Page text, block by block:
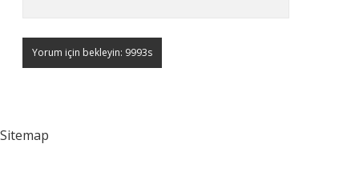
Sitemap